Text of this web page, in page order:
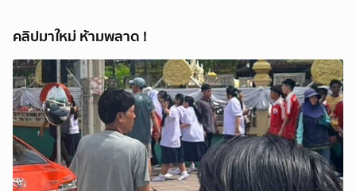
คลิปมาใหม่ ห้ามพลาด !